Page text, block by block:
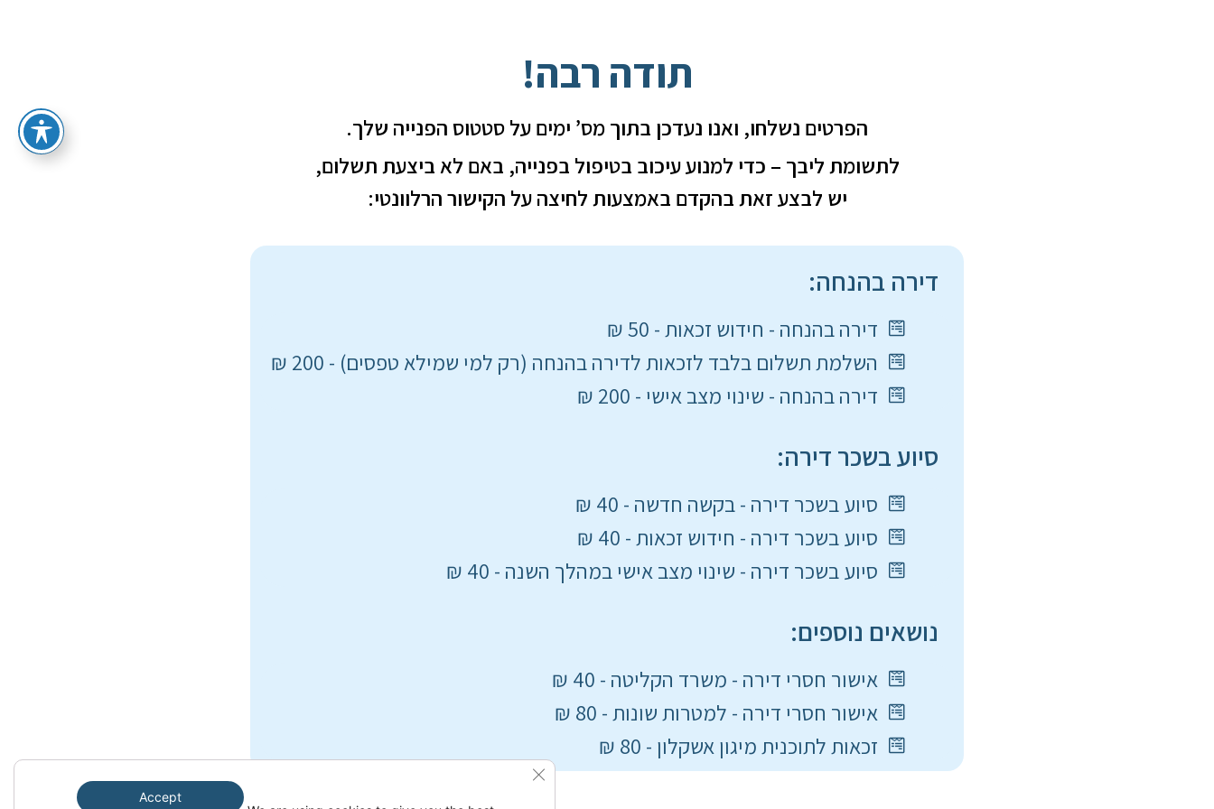
תודה רבה!
הפרטים נשלחו, ואנו נעדכן בתוך מס’ ימים על סטטוס הפנייה שלך.
לתשומת ליבך – כדי למנוע עיכוב בטיפול בפנייה, באם לא ביצעת תשלום,
יש לבצע זאת בהקדם באמצעות לחיצה על הקישור הרלוונטי:
דירה בהנחה:
דירה בהנחה - חידוש זכאות - 50 ₪
השלמת תשלום בלבד לזכאות לדירה בהנחה (רק למי שמילא טפסים) - 200 ₪
דירה בהנחה - שינוי מצב אישי - 200 ₪
סיוע בשכר דירה:
סיוע בשכר דירה - בקשה חדשה - 40 ₪
סיוע בשכר דירה - חידוש זכאות - 40 ₪
סיוע בשכר דירה - שינוי מצב אישי במהלך השנה - 40 ₪
נושאים נוספים:
אישור חסרי דירה - משרד הקליטה - 40 ₪
אישור חסרי דירה - למטרות שונות - 80 ₪
זכאות לתוכנית מיגון אשקלון - 80 ₪
Accept
Close GDPR Cookie Banner